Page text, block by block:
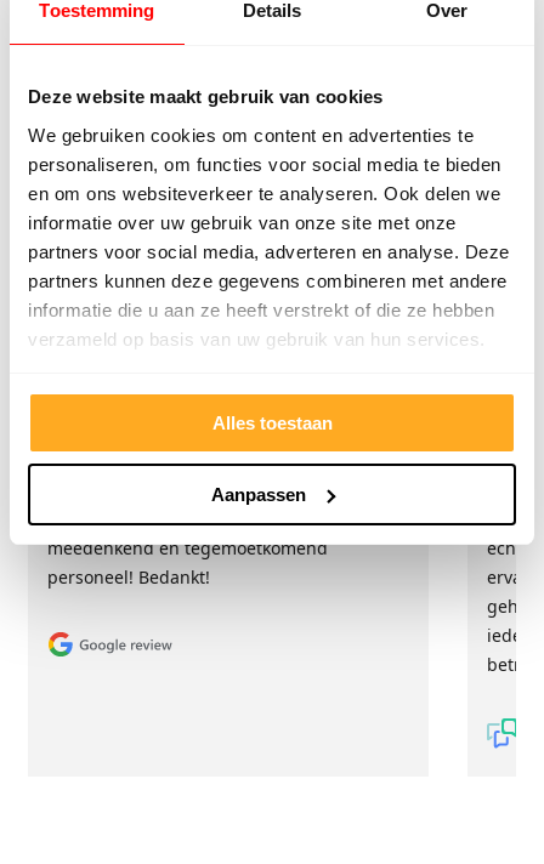
Toestemming Details Over
Deze website maakt gebruik van cookies
We gebruiken cookies om content en advertenties te
personaliseren, om functies voor social media te bieden
en om ons websiteverkeer te analyseren. Ook delen we
informatie over uw gebruik van onze site met onze
partners voor social media, adverteren en analyse. Deze
partners kunnen deze gegevens combineren met andere
informatie die u aan ze heeft verstrekt of die ze hebben
verzameld op basis van uw gebruik van hun services.
Alles toestaan
Aanpassen
altijd eerlijk geprijsd.
Upload mijn offerte
Wat onze klanten zeggen
Onze klanten beoordelen ons met een 9/10
Hester Schaap
Top geholpen en voor een mooie prijs alles
kunnen kopen wat ik wil. Heel vriendelijk,
meedenkend en tegemoetkomend
personeel! Bedankt!
Het
echt